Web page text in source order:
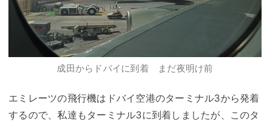
成田からドバイに到着 まだ夜明け前
エミレーツの飛行機はドバイ空港のターミナル3から発着
するので、私達もターミナル3に到着しましたが、このタ